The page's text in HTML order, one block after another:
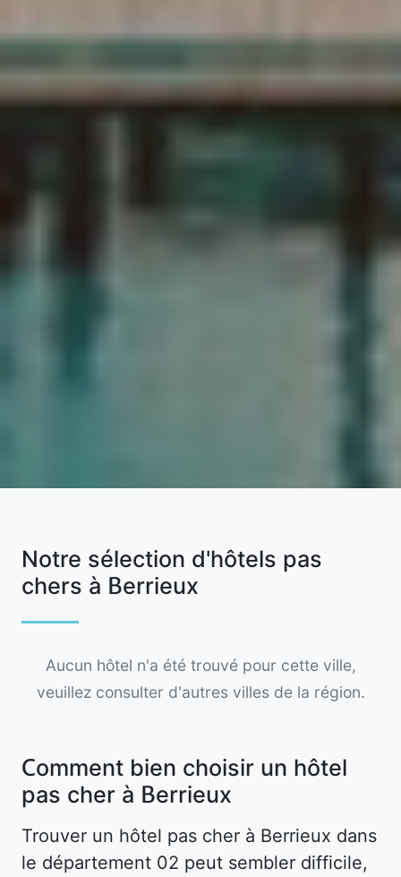
Notre sélection d'hôtels pas
chers à Berrieux
Aucun hôtel n'a été trouvé pour cette ville,
veuillez consulter d'autres villes de la région.
Comment bien choisir un hôtel
pas cher à Berrieux
Trouver un hôtel pas cher à Berrieux dans
le département 02 peut sembler difficile,